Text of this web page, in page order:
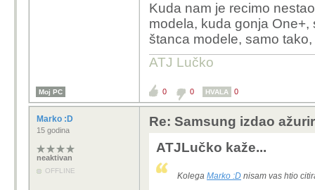
Kuda nam je recimo
modela, kuda gonja
štanca modele, samo
ATJ Lučko
Moj PC 0 0 HVALA 0
Marko :D
15 godina
neaktivan
OFFLINE
Re: Samsung izdao
ATJLučko kaže...
Kolega Marko :D nisam vas htio